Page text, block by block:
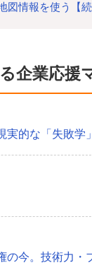
図情報を使う【
企業応
的な「失敗学
の今。技術力・